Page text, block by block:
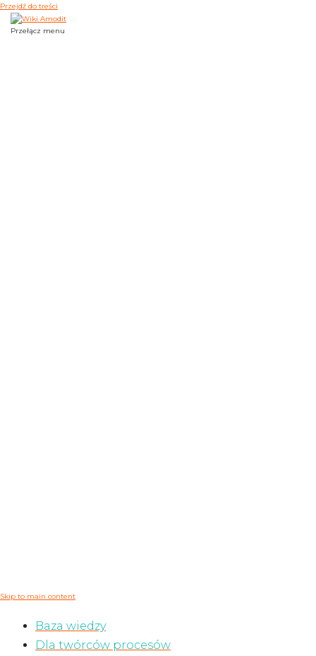
Przejdź do treści
Przełącz menu
Skip to main content
Baza wiedzy
Dla twórców procesów